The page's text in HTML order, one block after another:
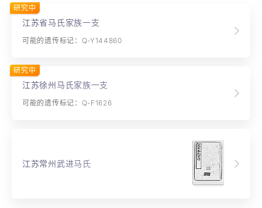
江苏省马氏家族一支
可能的遗传标记：Q-Y144860
研究中
江苏徐州马氏家族一支
可能的遗传标记：Q-F1626
研究中
江苏常州武进马氏